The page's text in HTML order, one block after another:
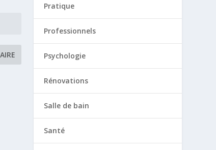
Pratique
Professionnels
Psychologie
Rénovations
Salle de bain
Santé